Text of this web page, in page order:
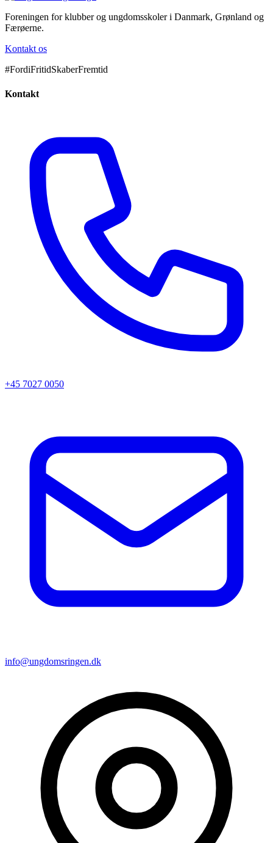
Foreningen for klubber og ungdomsskoler i Danmark, Grønland og
Færøerne.
Kontakt os
#FordiFritidSkaberFremtid
Kontakt
+45 7027 0050
info@ungdomsringen.dk